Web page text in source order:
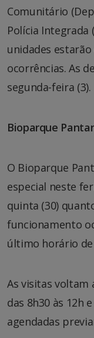
Comunitário
Polícia Integrada
unidades
ocorrências. As
segunda-feira (3).
Bioparque
O Bioparque
especial neste
quinta (30)
funcionamento
último horário de
As visitas voltam
das 8h30 às 12h
agendadas